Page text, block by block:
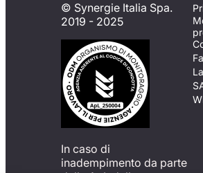
© Synergie Italia Spa.
2019 - 2025
In caso di
inadempimento da parte